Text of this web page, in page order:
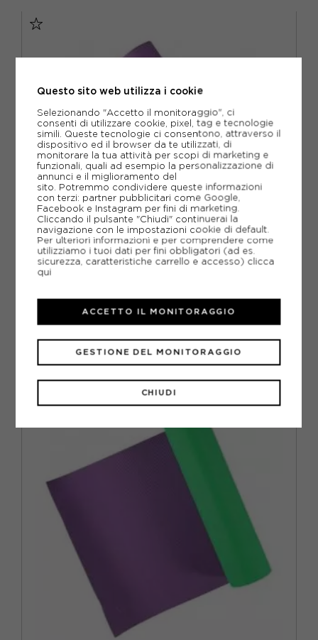
ACQUISTA
-10% 17,96€
19,95€
Questo sito web utilizza i cookie
Selezionando "Accetto il monitoraggio", ci
consenti di utilizzare cookie, pixel, tag e tecnologie
simili. Queste tecnologie ci consentono, attraverso il
dispositivo ed il browser da te utilizzati, di
monitorare la tua attività per scopi di marketing e
funzionali, quali ad esempio la personalizzazione di
annunci e il miglioramento del
sito. Potremmo condividere queste informazioni
con terzi: partner pubblicitari come Google,
Facebook e Instagram per fini di marketing.
Cliccando il pulsante "Chiudi" continuerai la
navigazione con le impostazioni cookie di default.
Per ulteriori informazioni e per comprendere come
utilizziamo i tuoi dati per fini obbligatori (ad es.
sicurezza, caratteristiche carrello e accesso) clicca
qui
CHIUDI
GESTIONE DEL MONITORAGGIO
ACCETTO IL MONITORAGGIO